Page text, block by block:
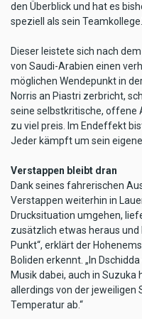
den Überblick und hat es
speziell als sein
Dieser leistete sich nach
von Saudi-Arabien einen
möglichen Wendepunkt in
Norris an Piastri zerbricht,
seine selbstkritische, offene
zu viel preis. Im Endeffekt
Jeder kämpft um sein
Verstappen bleibt dran
Dank seines fahrerischen
Verstappen weiterhin in
Drucksituation umgehen,
zusätzlich etwas heraus
Punkt“, erklärt der
Boliden erkennt. „In
Musik dabei, auch in
allerdings von der jeweiligen
Temperatur ab.“